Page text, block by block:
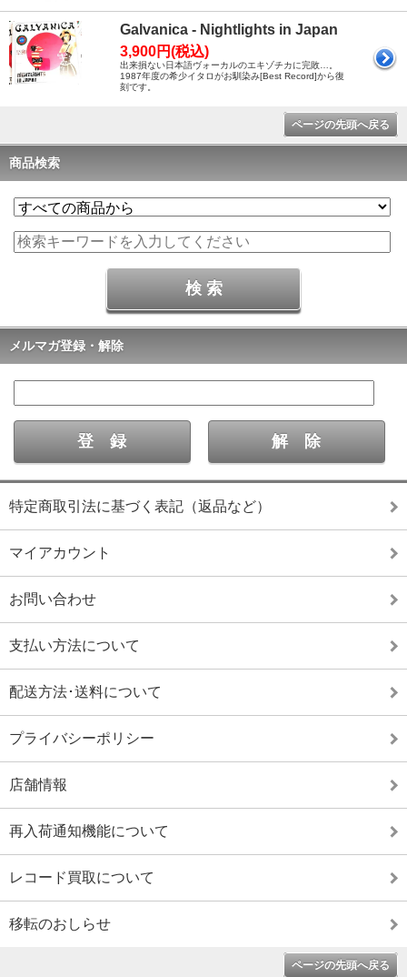
Galvanica - Nightlights in Japan
3,900円(税込)
出来損ない日本語ヴォーカルのエキゾチカに完敗…。
1987年度の希少イタロがお馴染み[Best Record]から復
刻です。
ページの先頭へ戻る
商品検索
メルマガ登録・解除
特定商取引法に基づく表記（返品など）
マイアカウント
お問い合わせ
支払い方法について
配送方法･送料について
プライバシーポリシー
店舗情報
再入荷通知機能について
レコード買取について
移転のおしらせ
ページの先頭へ戻る